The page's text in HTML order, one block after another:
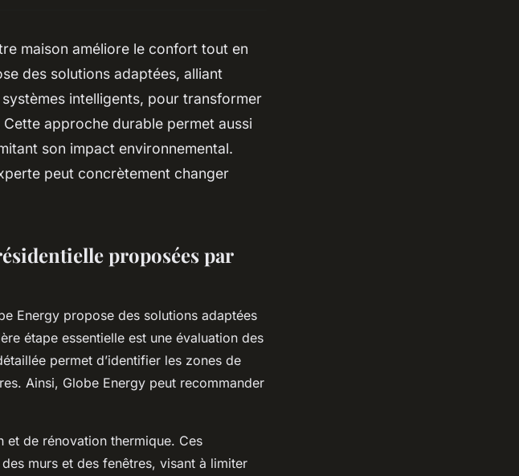
maison améliore le confort tout en
des solutions adaptées, alliant
intelligents, pour transformer
approche durable permet aussi
son impact environnemental.
peut concrètement changer
proposées par
Energy propose des solutions adaptées
étape essentielle est une évaluation des
permet d’identifier les zones de
Ainsi, Globe Energy peut recommander
et de rénovation thermique. Ces
murs et des fenêtres, visant à limiter